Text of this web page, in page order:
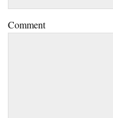
Comment